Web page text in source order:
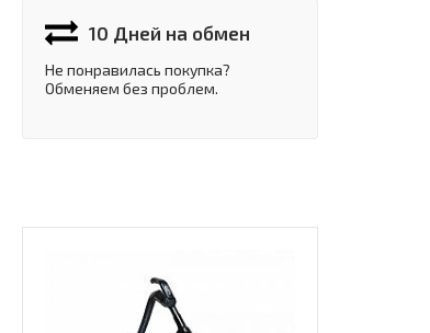
10 Дней на обмен
Не понравилась покупка?
Обменяем без проблем.